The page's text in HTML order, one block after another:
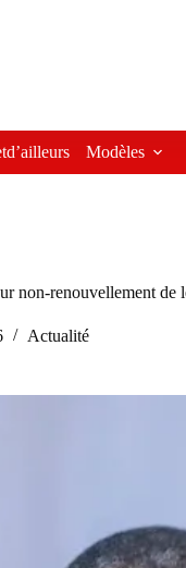
Modèles
non-renouvellement de
Actualité